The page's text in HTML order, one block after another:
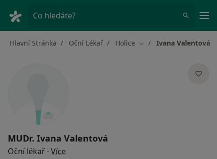
Co hledáte?
Hlavní Stránka Oční Lékař Holice Změna města
Ivana Valentová
MUDr. Ivana Valentová
Oční lékař · Více